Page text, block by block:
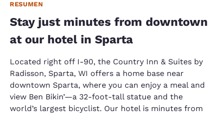
RESUMEN
Stay just minutes from downtown
at our hotel in Sparta
Located right off I-90, the Country Inn & Suites by
Radisson, Sparta, WI offers a home base near
downtown Sparta, where you can enjoy a meal and
view Ben Bikin’—a 32-foot-tall statue and the
world’s largest bicyclist. Our hotel is minutes from